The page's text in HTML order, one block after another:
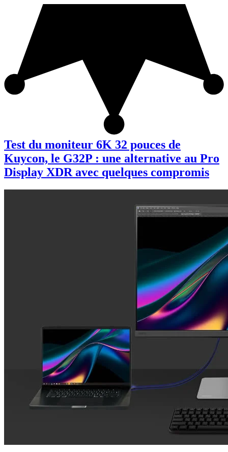
Test du moniteur 6K 32 pouces de
Kuycon, le G32P : une alternative au Pro
Display XDR avec quelques compromis